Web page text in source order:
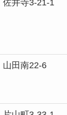
佐井寺3-21-1
山田南22-6